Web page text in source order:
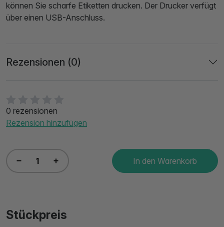
0 rezensionen
Rezension hinzufügen
In den Warenkorb
Stückpreis
können Sie scharfe Etiketten drucken. Der Drucker verfügt
über einen USB-Anschluss.
Rezensionen (0)